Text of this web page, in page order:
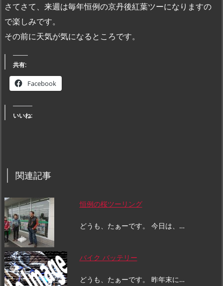
さてさて、来週は毎年恒例の京丹後紅葉ツーになりますの
で楽しみです。
その前に天気が気になるところです。
共有:
Facebook
いいね:
関連記事
恒例の桜ツーリング
どうも、たぁーです。 今日は、…
バイク バッテリー
どうも、たぁーです。 昨年末に…